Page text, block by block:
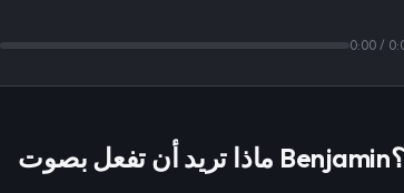
0:00 /
ماذا تريد أن تفعل بصوت Benjamin؟